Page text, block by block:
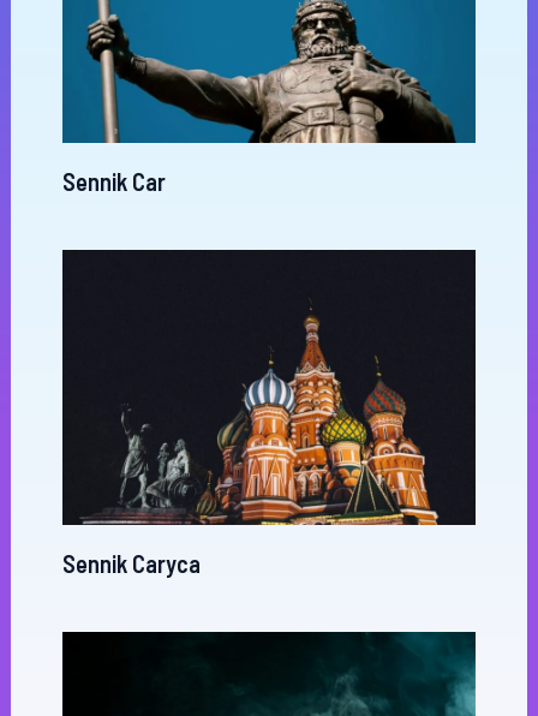
Sennik Car
Sennik Caryca